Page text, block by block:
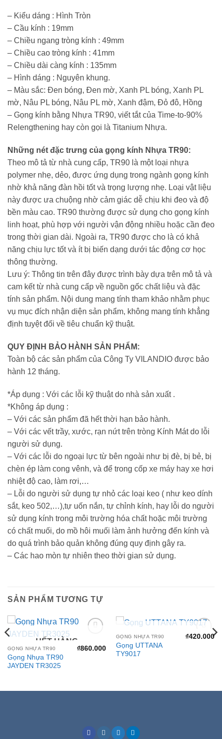
– Kiểu dáng : Hình Tròn
– Cầu kính : 19mm
– Chiều ngang tròng kính : 49mm
– Chiều cao tròng kính : 41mm
– Chiều dài càng kính : 135mm
– Hình dáng : Nguyên khung.
– Màu sắc: Đen bóng, Đen mờ, Xanh PL bóng, Xanh PL
mờ, Nâu PL bóng, Nâu PL mờ, Xanh đậm, Đỏ đô, Hồng
– Gọng kính bằng Nhựa TR90, viết tắt của Time-to-90%
Relengthening hay còn gọi là Titanium Nhựa.
Những nét đặc trưng của gọng kính Nhựa TR90:
Theo mô tả từ nhà cung cấp, TR90 là một loại nhựa
polymer nhẹ, dẻo, được ứng dụng trong ngành gọng kính
nhờ khả năng đàn hồi tốt và trọng lượng nhẹ. Loại vật liệu
này được ưa chuộng nhờ cảm giác dễ chịu khi đeo và độ
bền màu cao. TR90 thường được sử dụng cho gọng kính
linh hoạt, phù hợp với người vận động nhiều hoặc cần đeo
trong thời gian dài. Ngoài ra, TR90 được cho là có khả
năng chịu lực tốt và ít bị biến dạng dưới tác động cơ học
thông thường.
Lưu ý: Thông tin trên đây được trình bày dựa trên mô tả và
cam kết từ nhà cung cấp về nguồn gốc chất liệu và đặc
tính sản phẩm. Nội dung mang tính tham khảo nhằm phục
vụ mục đích nhận diện sản phẩm, không mang tính khẳng
định tuyệt đối về tiêu chuẩn kỹ thuật.
QUY ĐỊNH BẢO HÀNH SẢN PHẨM:
Toàn bộ các sản phẩm của Công Ty VILANDIO được bảo
hành 12 tháng.
*Áp dụng : Với các lỗi kỹ thuật do nhà sản xuất .
*Không áp dụng :
– Với các sản phẩm đã hết thời hạn bảo hành.
– Với các vết trầy, xước, rạn nứt trên tròng Kính Mát do lỗi
người sử dụng.
– Với các lỗi do ngoại lực từ bên ngoài như bị đè, bị bẻ, bị
chèn ép làm cong vênh, và để trong cốp xe máy hay xe hơi
nhiệt độ cao, làm rơi,…
– Lỗi do người sử dụng tự nhỏ các loại keo ( như keo dính
sắt, keo 502,…),tự uốn nắn, tự chỉnh kính, hay lỗi do người
sử dụng kính trong môi trường hóa chất hoặc môi trường
có chất muối, do mồ hôi muối làm ảnh hưởng đến kính và
do quá trình bảo quản không đúng quy định gây ra.
– Các hao mòn tự nhiên theo thời gian sử dụng.
SẢN PHẨM TƯƠNG TỰ
wishlist
HẾT HÀNG
GỌNG NHỰA TR90
Gọng Nhựa TR90
JAYDEN TR3025
₫860.000
Add to
HẾT HÀNG
GỌNG NHỰA TR90
Gọng UTTANA
TY9017
₫420.000